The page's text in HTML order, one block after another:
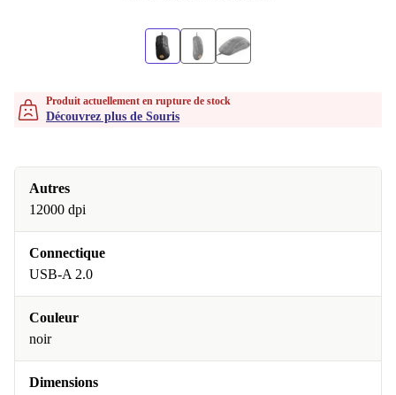
Produit actuellement en rupture de stock
Découvrez plus de Souris
Autres
12000 dpi
Connectique
USB-A 2.0
Couleur
noir
Dimensions